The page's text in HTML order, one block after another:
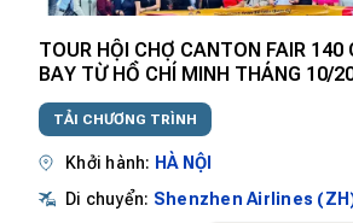
TOUR HỘI CHỢ CANTON FAIR 140
BAY TỪ HỒ CHÍ MINH THÁNG 10/
TẢI CHƯƠNG TRÌNH
Khởi hành: HÀ NỘI
Di chuyển: Shenzhen Airlines